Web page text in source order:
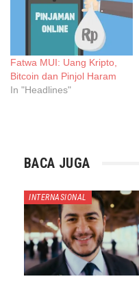
Fatwa MUI: Uang Kripto,
Bitcoin dan Pinjol Haram
In "Headlines"
BACA JUGA
INTERNASIONAL